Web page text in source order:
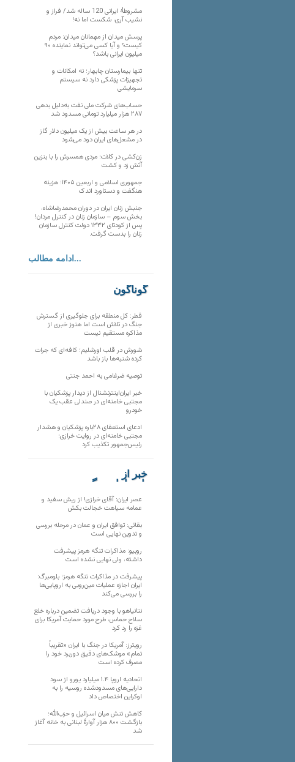
مشروطۀ ایرانی 120 ساله شد/ فراز و
نشیب آری، شکست اما نه!
پرسش میدان از مهمانان میدان: مردم
کیست؟ و آیا کسی می‌تواند نماینده ۹۰
میلیون ایرانی باشد؟
تنها بیمارستان چابهار؛ نه امکانات و
تجهیزات پزشکی دارد نه سیستم
سرمایشی
حساب‌های شرکت ملی نفت به‌دلیل بدهی
۲۸۷ هزار میلیارد تومانی مسدود شد
در هر ساعت بیش از یک میلیون دلار گاز
در مشعل‌های ایران دود می‌شود
زن‌کشی در کلات؛ مردی همسرش را با بنزین
آتش زد و کشت
جمهوری اسلامی و اربعین ۱۴۰۵؛ هزینه
هنگفت و دستاورد اندک
جنبش زنان ایران در دوران محمدرضاشاه،
بخش سوم – سازمان زنان در کنترل مردان!
پس از کودتای ۱۳۳۲ دولت کنترل سازمان
زنان را بدست گرفت.
ادامه مطالب...
گوناگون
قطر: کل منطقه برای جلوگیری از گسترش
جنگ در تلاش است اما هنوز خبری از
مذاکره مستقیم نیست
شورش در قلب اورشلیم؛ کافه‌ای که جرات
کرده شنبه‌ها باز باشد
توصیه ضرغامی به احمد جنتی
خبر ایران‌اینترنشنال از دیدار پزشکیان با
مجتبی خامنه‌ای در صندلی عقب یک
خودرو
ادعای استعفای ۲۸باره پزشکیان و هشدار
مجتبی خامنه‌ای در روایت خرازی؛
رئیس‌جمهور تکذیب کرد
خبر از
تارنماهای دیگر
عصر ایران: آقای خرازی! از ریش سفید و
عمامه سیاهت خجالت بکش
بقائی: توافق ایران و عمان در مرحله بررسی
و تدوین نهایی است
روبیو: مذاکرات تنگه هرمز پیشرفت
داشته، ولی نهایی نشده است
پیشرفت در مذاکرات تنگه هرمز؛ بلومبرگ:
ایران اجازه عملیات مین‌روبی به اروپایی‌ها
را بررسی می‌کند
نتانیاهو با وجود دریافت تضمین درباره خلع
سلاح حماس، طرح مورد حمایت آمریکا برای
غزه را رد کرد
رویترز: آمریکا در جنگ با ایران «تقریباً
تمام» موشک‌های دقیق دوربرد خود را
مصرف کرده است
اتحادیه اروپا ۱.۴ میلیارد یورو از سود
دارایی‌های مسدودشده روسیه را به
اوکراین ‏اختصاص داد
کاهش تنش میان اسرائیل و حزب‌الله؛
بازگشت ۸۰۰ هزار آوارۀ لبنانی به خانه‌ آغاز
شد